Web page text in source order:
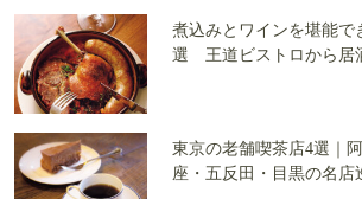
煮込みとワインを堪能で
選 王道ビストロから居
東京の老舗喫茶店4選｜
座・五反田・目黒の名店